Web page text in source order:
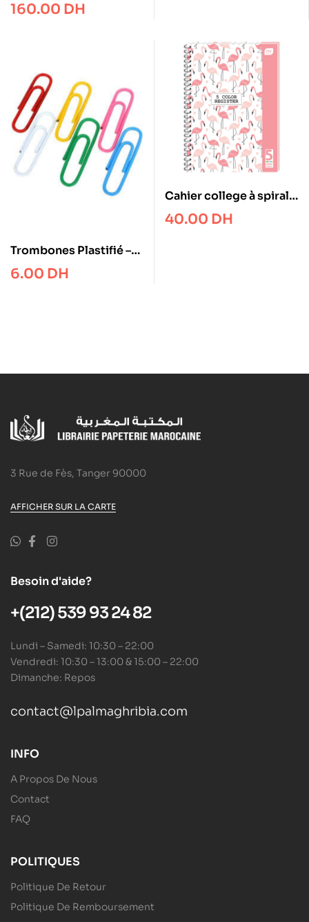
160.00 DH
Trombones Plastifié –
33 mm – Boite de 100 –
Boston
6.00 DH
Cahier college à spirale
– A4 5×5 – 160 pages
40.00 DH
3 Rue de Fès, Tanger 90000
AFFICHER SUR LA CARTE
Besoin d'aide?
+(212) 539 93 24 82
Lundi – Samedi: 10:30 – 22:00
Vendredi: 10:30 – 13:00 & 15:00 – 22:00
Dimanche: Repos
contact@lpalmaghribia.com
INFO
A Propos De Nous
Contact
FAQ
POLITIQUES
Politique De Retour
Politique De Remboursement